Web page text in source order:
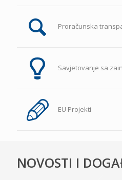
Proračunska
Savjetovanje sa
EU Projekti
NOVOSTI I